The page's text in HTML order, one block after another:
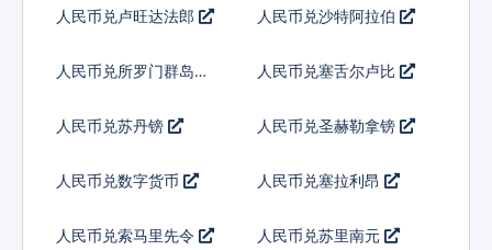
人民币兑卢旺达法郎 人民币兑沙特阿拉伯
人民币兑所罗门群岛元 人民币兑塞舌尔卢比
人民币兑苏丹镑 人民币兑圣赫勒拿镑
人民币兑数字货币 人民币兑塞拉利昂
人民币兑索马里先令 人民币兑苏里南元